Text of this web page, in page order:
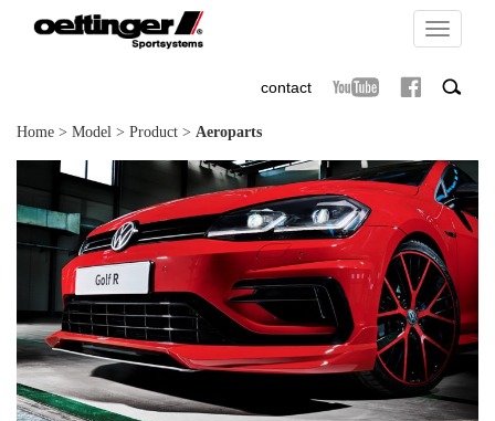
Toggle
contact
Home > Model > Product > Aeroparts